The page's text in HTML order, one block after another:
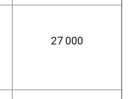
27 000